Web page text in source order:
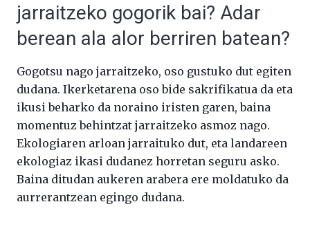
jarraitzeko gogorik bai? Adar
berean ala alor berriren batean?
Gogotsu nago jarraitzeko, oso gustuko dut egiten
dudana. Ikerketarena oso bide sakrifikatua da eta
ikusi beharko da noraino iristen garen, baina
momentuz behintzat jarraitzeko asmoz nago.
Ekologiaren arloan jarraituko dut, eta landareen
ekologiaz ikasi dudanez horretan seguru asko.
Baina ditudan aukeren arabera ere moldatuko da
aurrerantzean egingo dudana.